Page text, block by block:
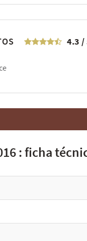
4.3 /
: ficha